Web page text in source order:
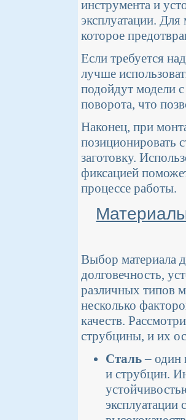
инструмента и
эксплуатации.
которое
Если требуется
лучше
подойдут модели
поворота, что
Наконец, при
позиционировать
заготовку.
фиксацией
процессе работы.
Выбор материала
долговечность,
различных типов
несколько
качеств.
струбцины, и их
Сталь– один
и струбцин.